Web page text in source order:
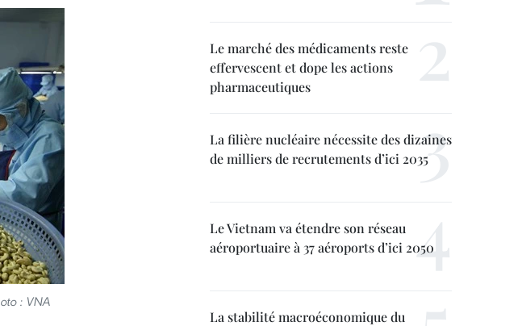
: VNA
Le marché des médicaments reste
effervescent et dope les actions
pharmaceutiques
La filière nucléaire nécessite des dizaines
de milliers de recrutements d’ici 2035
Le Vietnam va étendre son réseau
aéroportuaire à 37 aéroports d’ici 2050
La stabilité macroéconomique du